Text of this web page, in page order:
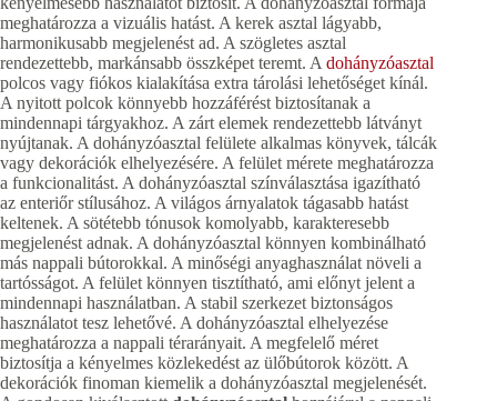
meghatározza a vizuális hatást. A kerek asztal lágyabb,
harmonikusabb megjelenést ad. A szögletes asztal
rendezettebb, markánsabb összképet teremt. Adohányzóasztal
polcos vagy fiókos kialakítása extra tárolási lehetőséget kínál.
A nyitott polcok könnyebb hozzáférést biztosítanak a
mindennapi tárgyakhoz. A zárt elemek rendezettebb látványt
nyújtanak. A dohányzóasztal felülete alkalmas könyvek, tálcák
vagy dekorációk elhelyezésére. A felület mérete meghatározza
a funkcionalitást. A dohányzóasztal színválasztása igazítható
az enteriőr stílusához. A világos árnyalatok tágasabb hatást
keltenek. A sötétebb tónusok komolyabb, karakteresebb
megjelenést adnak. A dohányzóasztal könnyen kombinálható
más nappali bútorokkal. A minőségi anyaghasználat növeli a
tartósságot. A felület könnyen tisztítható, ami előnyt jelent a
mindennapi használatban. A stabil szerkezet biztonságos
használatot tesz lehetővé. A dohányzóasztal elhelyezése
meghatározza a nappali térarányait. A megfelelő méret
biztosítja a kényelmes közlekedést az ülőbútorok között. A
dekorációk finoman kiemelik a dohányzóasztal megjelenését.